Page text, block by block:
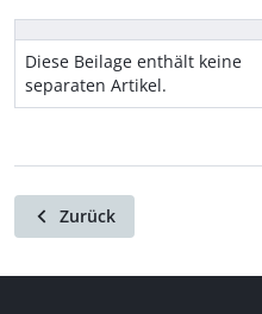
Diese Beilage enthält keine
separaten Artikel.
Zurück